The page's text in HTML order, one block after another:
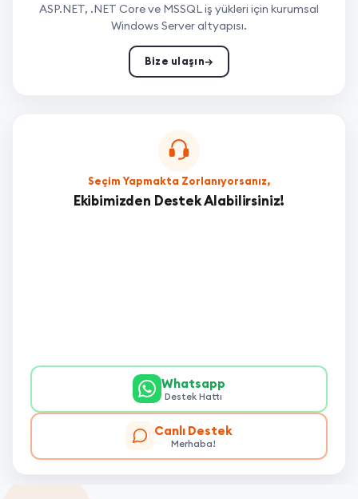
ASP.NET, .NET Core ve MSSQL iş yükleri için kurumsal
Windows Server altyapısı.
Bize ulaşın→
Seçim Yapmakta Zorlanıyorsanız,
Ekibimizden Destek Alabilirsiniz!
Whatsapp
Destek Hattı
Canlı Destek
Merhaba!